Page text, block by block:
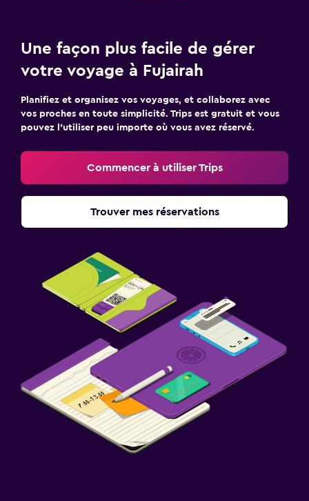
Une façon plus facile de gérer
votre voyage à Fujairah
Planifiez et organisez vos voyages, et collaborez avec
vos proches en toute simplicité. Trips est gratuit et vous
pouvez l’utiliser peu importe où vous avez réservé.
Commencer à utiliser Trips
Trouver mes réservations